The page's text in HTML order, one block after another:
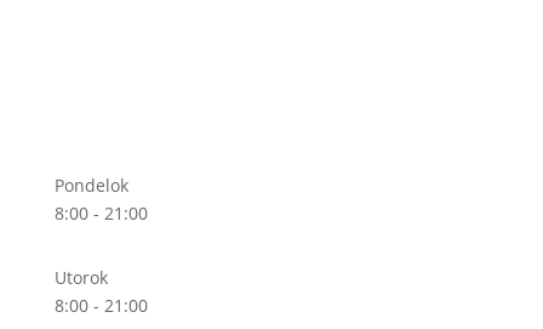
Pondelok
8:00 - 21:00
Utorok
8:00 - 21:00